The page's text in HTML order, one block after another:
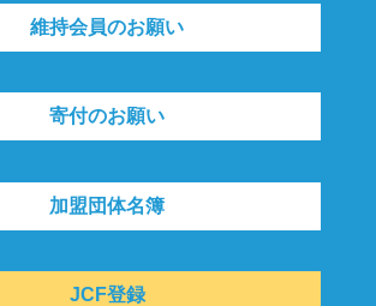
維持会員のお願い
寄付のお願い
加盟団体名簿
JCF登録